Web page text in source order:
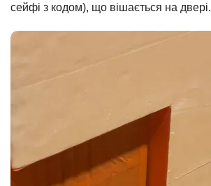
сейфі з кодом), що вішається на двері.